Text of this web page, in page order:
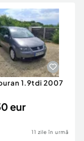
1.9tdi 2007
eur
11 zile în urmă